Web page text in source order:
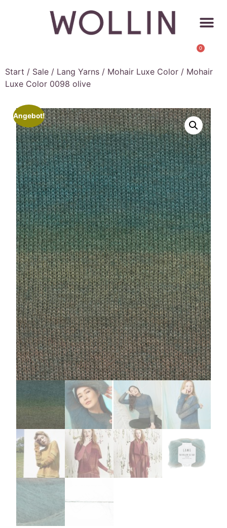
0
Start / Sale / Lang Yarns / Mohair Luxe Color / Mohair
Luxe Color 0098 olive
Angebot!